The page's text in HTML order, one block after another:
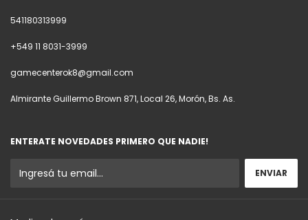
541180313999
+549 11 8031-3999
gamecenterok8@gmail.com
Almirante Guillermo Brown 871, Local 26, Morón, Bs. As.
ENTERATE NOVEDADES PRIMERO QUE NADIE!